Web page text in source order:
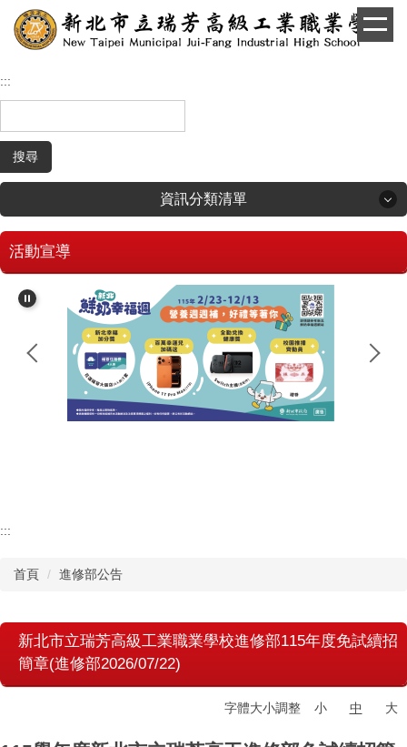
跳
到
內
:::
搜尋
資訊分類清單
回首頁
學生和家長專區
招生專區
其他單位
學校章則
請購系統
活動宣導
:::
首頁 進修部公告
新北市立瑞芳高級工業職業學校進修部115年度免試續招
簡章(進修部2026/07/22)
字體大小調整 小 中 大